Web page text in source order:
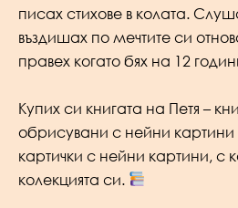
писах стихове в колата.
въздишах по мечтите си
правех когато бях на 12
Купих си книгата на Петя –
обрисувани с нейни картини
картички с нейни картини, с
колекцията си.